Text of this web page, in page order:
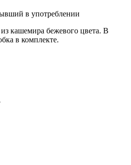
в употреблении
кашемира бежевого цвета. В
в комплекте.